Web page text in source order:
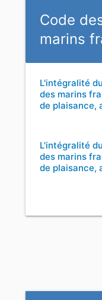
Code
marins
L'intégralité
des marins
de plaisance,
L'intégralité
des marins
de plaisance,